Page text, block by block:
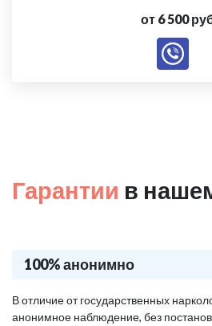
от 6 500
Гарантии в
100% анонимно
В отличие от государственных
анонимное наблюдение, без